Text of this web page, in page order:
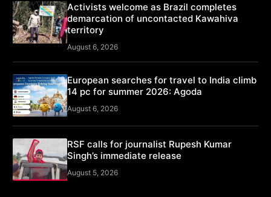
Activists welcome as Brazil completes
demarcation of uncontacted Kawahiva
territory
August 6, 2026
European searches for travel to India climb
14 pc for summer 2026: Agoda
August 6, 2026
RSF calls for journalist Rupesh Kumar
Singh’s immediate release
August 5, 2026